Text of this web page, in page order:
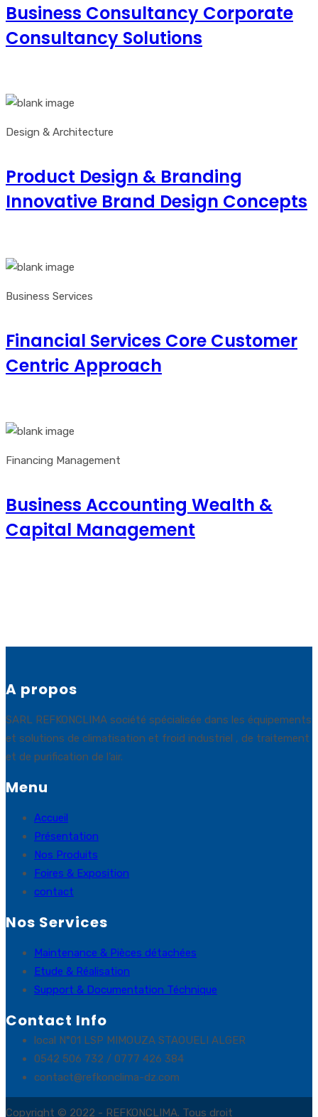
Business Consultancy Corporate
Consultancy Solutions
Design & Architecture
Product Design & Branding
Innovative Brand Design Concepts
Business Services
Financial Services Core Customer
Centric Approach
Financing Management
Business Accounting Wealth &
Capital Management
A propos
SARL REFKONCLIMA société spécialisée dans les équipements
et solutions de climatisation et froid industriel , de traitement
et de purification de l’air.
Menu
Accueil
Présentation
Nos Produits
Foires & Exposition
contact
Nos Services
Maintenance & Pièces détachées
Etude & Réalisation
Support & Documentation Téchnique
Contact Info
local N°01 LSP MIMOUZA STAOUELI ALGER
0542 506 732 / 0777 426 384
contact@refkonclima-dz.com
Copyright © 2022 - REFKONCLIMA. Tous droit